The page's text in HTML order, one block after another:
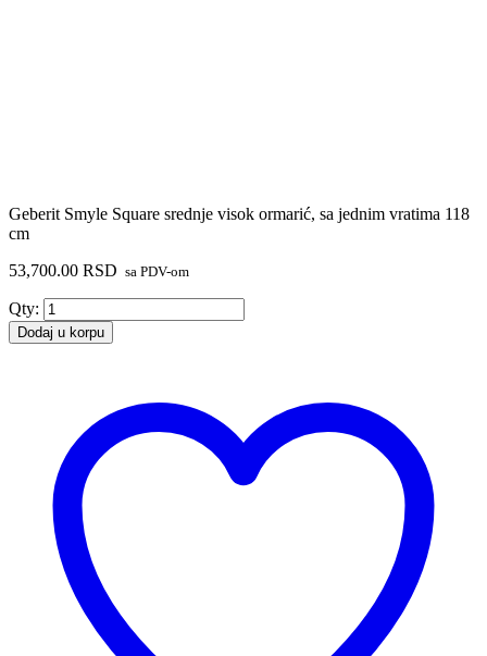
Geberit Smyle Square srednje visok ormarić, sa jednim vratima 118
cm
53,700.00 RSD sa PDV-om
Qty: Geberit
Smyle
Square
jednim
vratima
118
cm
količina
Dodaj u korpu